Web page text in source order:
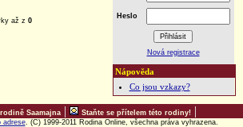
až z 0
Heslo
Nová registrace
Nápověda
Co jsou vzkazy?
Saamajna | Staňte se přítelem této rodiny! |
adrese. (C) 1999-2011 Rodina Online, všechna práva vyhrazena.